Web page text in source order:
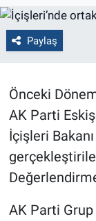
Paylaş
Önceki
AK Parti
İçişleri
AK Parti
Bilecik
Gezi
Genel
Çevre
Yerel